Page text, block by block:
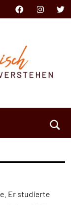
FacebookInstagram
Er studierte